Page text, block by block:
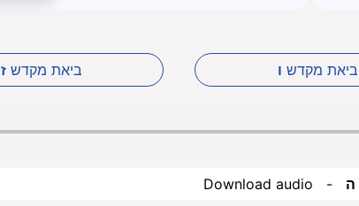
ביאת מקדשז ביאת מקדש ו
ה